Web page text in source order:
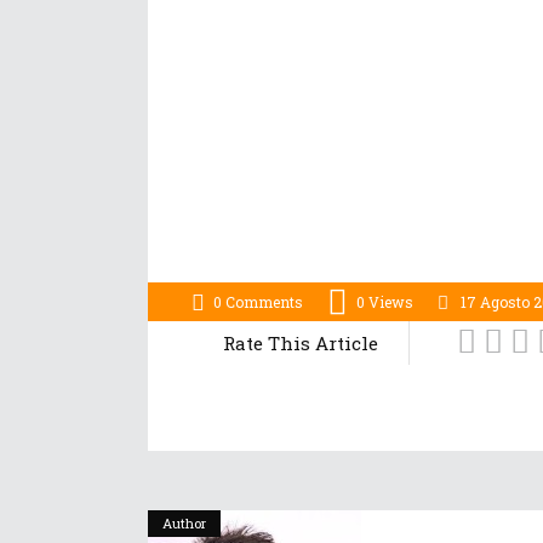
0 Comments 0 Views 17 Agosto
Rate This Article
Author